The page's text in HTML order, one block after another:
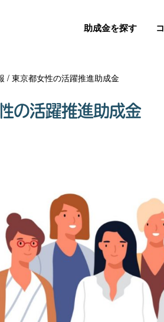
助成金を探す
/東京都女性の活躍推進助成金
の活躍推進助成金